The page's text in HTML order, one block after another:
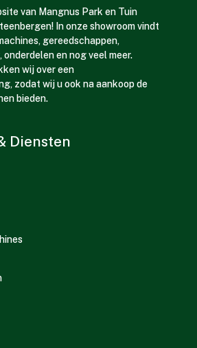
van Mangnus Park en Tuin
In onze showroom vindt
gereedschappen,
en nog veel meer.
wij over een
zodat wij u ook na aankoop de
bieden.
Diensten